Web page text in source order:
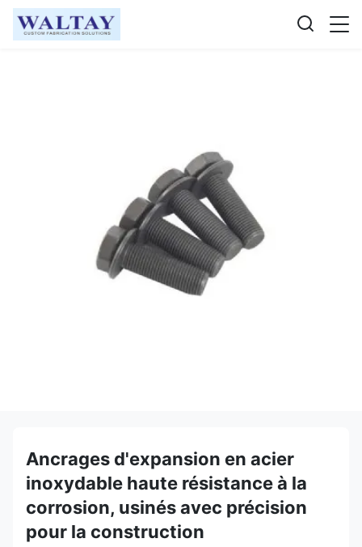
Ancrages d'expansion en acier
inoxydable haute résistance à la
corrosion, usinés avec précision
pour la construction